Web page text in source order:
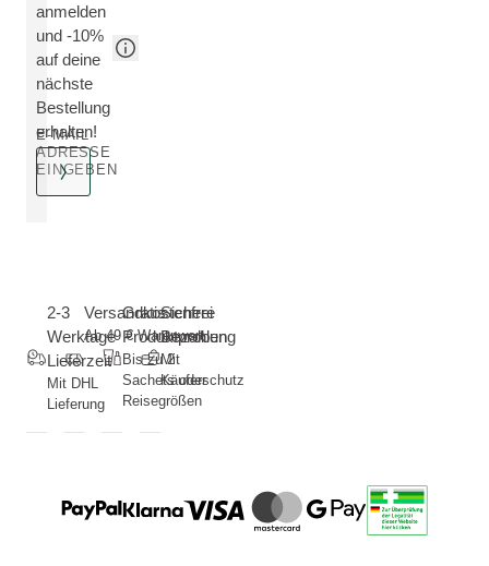
anmelden
und -10%
auf deine
nächste
Bestellung
erhalten!
E-MAIL
ADRESSE
EINGEBEN
2-3
Werktage
Lieferzeit
Mit DHL
Lieferung
Versandkostenfrei
Ab 49 € Warenwert
Gratis
Produktproben
Bis zu 2
Sachets oder
Reisegrößen
Sichere
Bezahlung
Mit
Käuferschutz